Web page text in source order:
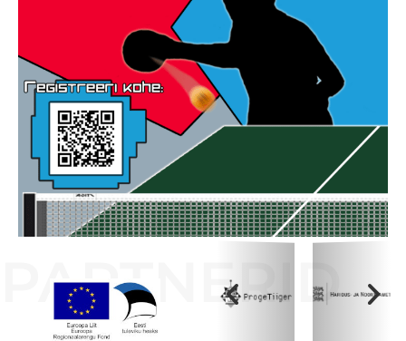
Lapsevanemale
Vilistlastele
Toitlustamine
Virtuaaltuur
Õpilasesindus
Kontaktid
Tööpakkumised
PARTNERID